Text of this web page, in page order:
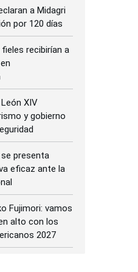
a Midagri
por 120 días
recibirían a
XIV
y gobierno
se presenta
eficaz ante la
Fujimori: vamos
alto con los
2027